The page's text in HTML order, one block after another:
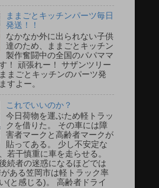
ままごとキッチンパーツ毎日
発送！！
なかなか外に出られない子供
達のため、ままごとキッチン
製作奮闘中の全国のパパママ
！ 頑張れー！ サザンツリー
まごとキッチンのパーツ発
すよー。
これでいいのか？
今日荷物を運ぶため軽トラッ
クを借りた。 その車には障
害者マークと高齢者マークが
貼ってある。 少し不安定な
若干慎重に車を走らせる。
続者の迷惑になるほどでは
ある笠岡市は軽トラック率
(と感じる)。 高齢者ドライ